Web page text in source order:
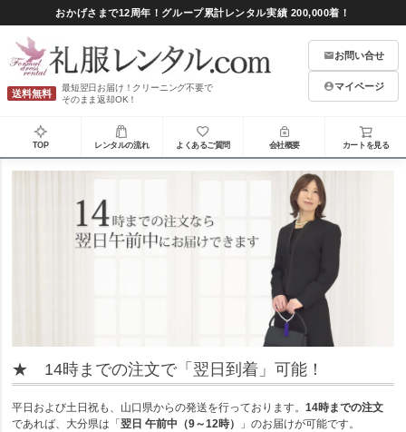
おかげさまで12周年！グループ累計レンタル実績 200,000着！
送料無料
最短翌日お届け！クリーニング不要で
そのまま返却OK！
お問い合せ
マイページ
TOP レンタルの流れ よくあるご質問 会社概要 カートを見る
★ 14時までの注文で「翌日到着」可能！
平日および土日祝も、山口県からの発送を行っております。14時までの注文
であれば、大分県は「翌日 午前中（9～12時） 」のお届けが可能です。